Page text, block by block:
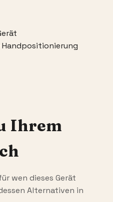
Ihrem
wen dieses Gerät
Alternativen in